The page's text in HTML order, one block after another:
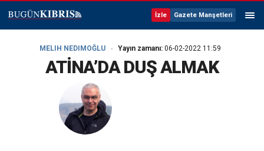
İzle Gazete Manşetleri
MELIH NEDIMOĞLU Yayın zamanı: 06-02-2022 11:59
ATİNA’DA DUŞ ALMAK